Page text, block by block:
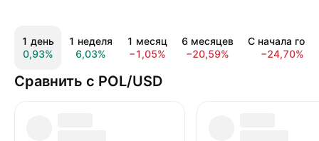
1 день
0,93%
1 неделя
6,03%
1 месяц
−1,05%
6 месяцев
−20,59%
С начала года
−24,70%
Сравнить с POL/USD